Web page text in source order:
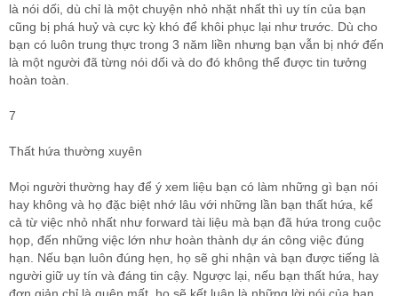
là nói dối, dù chỉ là một chuyện nhỏ nhặt nhất thì uy tín của bạn
cũng bị phá huỷ và cực kỳ khó để khôi phục lại như trước. Dù cho
bạn có luôn trung thực trong 3 năm liền nhưng bạn vẫn bị nhớ đến
là một người đã từng nói dối và do đó không thể được tin tưởng
hoàn toàn.
7
Thất hứa thường xuyên
Mọi người thường hay để ý xem liệu bạn có làm những gì bạn nói
hay không và họ đặc biệt nhớ lâu với những lần bạn thất hứa, kể
cả từ việc nhỏ nhất như forward tài liệu mà bạn đã hứa trong cuộc
họp, đến những việc lớn như hoàn thành dự án công việc đúng
hạn. Nếu bạn luôn đúng hẹn, họ sẽ ghi nhận và bạn được tiếng là
người giữ uy tín và đáng tin cậy. Ngược lại, nếu bạn thất hứa, hay